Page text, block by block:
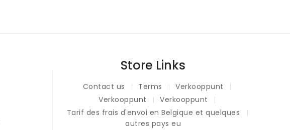
Store Links
Contact us Terms
Verkooppunt
Verkooppunt
Verkooppunt
Tarif des frais d'envoi en Belgique et quelques
autres pays eu